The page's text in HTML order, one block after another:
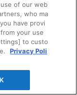
of our web
who ma
have provi
your use
to custo
Privacy Poli